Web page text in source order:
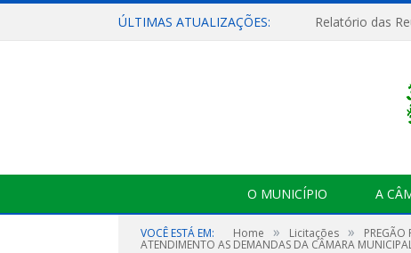
ÚLTIMAS ATUALIZAÇÕES: Relatório das
O MUNICÍPIO A
VOCÊ ESTÁ EM: Home » Licitações » PREGÃO
ATENDIMENTO AS DEMANDAS DA CÂMARA